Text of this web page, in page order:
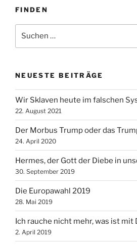
FINDEN
nach:
NEUESTE BEITRÄGE
Wir Sklaven heute im falschen
22. August 2021
Der Morbus Trump oder das
24. April 2020
Hermes, der Gott der Diebe in
30. September 2019
Die Europawahl 2019
28. Mai 2019
Ich rauche nicht mehr, was ist mit
2. April 2019